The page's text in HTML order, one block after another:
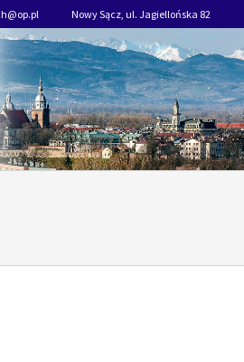
Nowy Sącz, ul. Jagiellońska 82